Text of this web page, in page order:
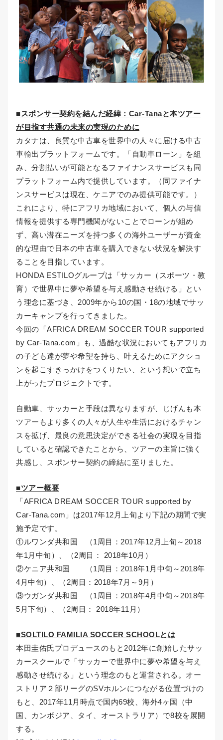
■スポンサー契約を結んだ経緯：Car-Tanaと本ツアー
が目指す共通の未来の実現のために
カタナは、良質な中古車を世界中の人々に届ける中古
車輸出プラットフォームです。「自動車ローン」を組
み、分割払いが可能となるファイナンスサービスも同
プラットフォーム内で提供しています。（同ファイナ
ンスサービスは現在、ケニアでのみ提供可能です。）
これにより、特にアフリカ地域において、個人の与信
情報を提供する専門機関がないことでローンが組め
ず、高い潜在ニーズを持つ多くの海外ユーザーが資金
的な理由で日本の中古車を購入できない状況を解決す
ることを目指しています。
HONDA ESTILOグループは「サッカー（スポーツ・教
育）で世界中に夢や希望を与え感動させ続ける」とい
う理念に基づき、2009年から10の国・18の地域でサッ
カーキャンプを行ってきました。
今回の「AFRICA DREAM SOCCER TOUR supported
by Car-Tana.com」も、過酷な状況においてもアフリカ
の子ども達が夢や希望を持ち、叶えるためにアクショ
ンを起こすきっかけをつくりたい、という想いで立ち
上がったプロジェクトです。
自動車、サッカーと手段は異なりますが、じげんも本
ツアーもより多くの人々が人生や生活におけるチャン
スを拡げ、最良の意思決定ができる社会の実現を目指
していると確認できたことから、ツアーの主旨に強く
共感し、スポンサー契約の締結に至りました。
■ツアー概要
「AFRICA DREAM SOCCER TOUR supported by
Car-Tana.com」は2017年12月上旬より下記の期間で実
施予定です。
①ルワンダ共和国 （1周目：2017年12月上旬～2018
年1月中旬）、（2周目： 2018年10月）
②ケニア共和国 （1周目：2018年1月中旬～2018年
4月中旬）、（2周目：2018年7月～9月）
③ウガンダ共和国 （1周目：2018年4月中旬～2018年
5月下旬）、（2周目： 2018年11月）
■SOLTILO FAMILIA SOCCER SCHOOLとは
本田圭佑氏プロデュースのもと2012年に創始したサッ
カースクールで「サッカーで世界中に夢や希望を与え
感動させ続ける」という理念のもと運営される。オー
ストリア２部リーグのSVホルンにつながる位置づけの
もと、2017年11月時点で国内69校、海外4ヶ国（中
国、カンボジア、タイ、オーストラリア）で8校を展開
する。